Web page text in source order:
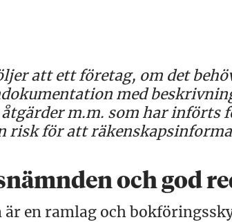
att ett företag, om det
med
m.m. som har införts
risk för att
och god
en ramlag och